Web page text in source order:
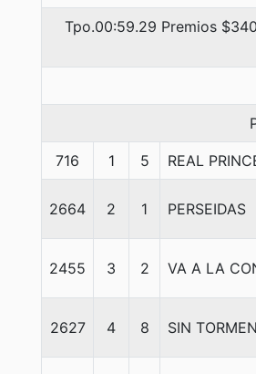
Tpo.00:59.29 Premios
716 1 5 REAL
2664 2 1 PERSEIDAS
2455 3 2 VA A LA
2627 4 8 SIN